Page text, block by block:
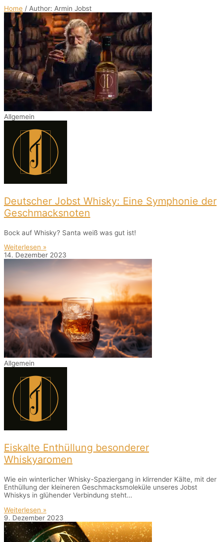
Home / Author: Armin Jobst
Allgemein
Deutscher Jobst Whisky: Eine Symphonie der
Geschmacksnoten
Bock auf Whisky? Santa weiß was gut ist!
Weiterlesen »
14. Dezember 2023
Allgemein
Eiskalte Enthüllung besonderer
Whiskyaromen
Wie ein winterlicher Whisky-Spaziergang in klirrender Kälte, mit der
Enthüllung der kleineren Geschmacksmoleküle unseres Jobst
Whiskys in glühender Verbindung steht…
Weiterlesen »
9. Dezember 2023